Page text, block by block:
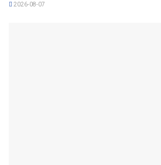
2026-08-07